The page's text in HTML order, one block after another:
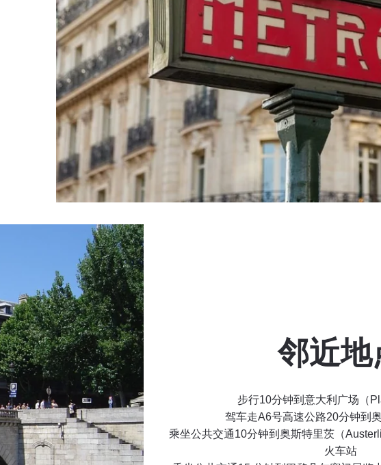
邻近地
步行10分钟到意大利广场（
驾车走A6号高速公路20分钟到
乘坐公共交通10分钟到奥斯特里茨（
火车站